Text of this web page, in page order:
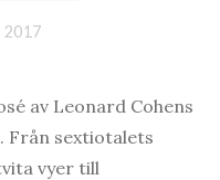
2017
av Leonard Cohens
Från sextiotalets
vyer till